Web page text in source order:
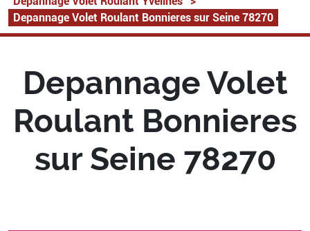
Depannage Volet Roulant Bonnieres sur Seine 78270
Depannage Volet
Roulant Bonnieres
sur Seine 78270